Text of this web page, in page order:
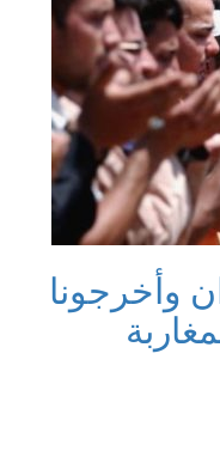
وأخرجونا